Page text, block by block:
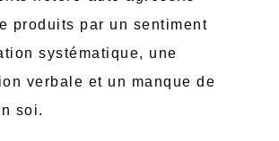
produits par un sentiment
systématique, une
verbale et un manque de
soi.